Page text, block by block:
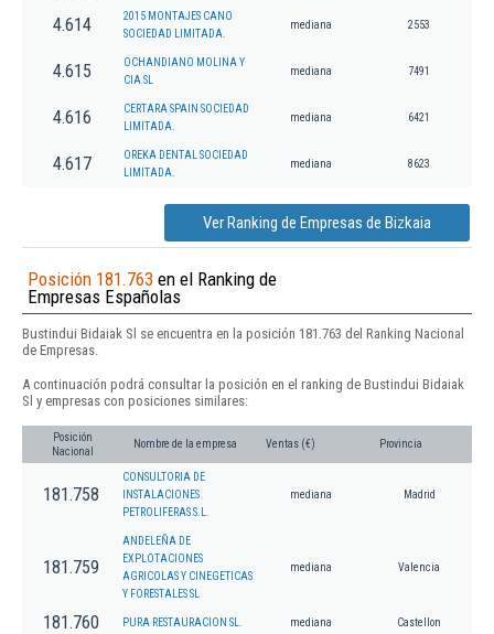
4.614
2015 MONTAJES CANO
SOCIEDAD LIMITADA.
mediana 2553
4.615
OCHANDIANO MOLINA Y
CIA SL
mediana 7491
4.616
CERTARA SPAIN SOCIEDAD
LIMITADA.
mediana 6421
4.617
OREKA DENTAL SOCIEDAD
LIMITADA.
mediana 8623
Ver Ranking de Empresas de Bizkaia
Posición 181.763 en el Ranking de
Empresas Españolas
Bustindui Bidaiak Sl se encuentra en la posición 181.763 del Ranking Nacional
de Empresas.
A continuación podrá consultar la posición en el ranking de Bustindui Bidaiak
Sl y empresas con posiciones similares:
Posición
Nacional
Nombre de la empresa Ventas (€) Provincia
181.758
CONSULTORIA DE
INSTALACIONES
PETROLIFERAS S.L.
mediana Madrid
181.759
ANDELEÑA DE
EXPLOTACIONES
AGRICOLAS Y CINEGETICAS
Y FORESTALES SL
mediana Valencia
181.760 PURA RESTAURACION SL. mediana Castellon